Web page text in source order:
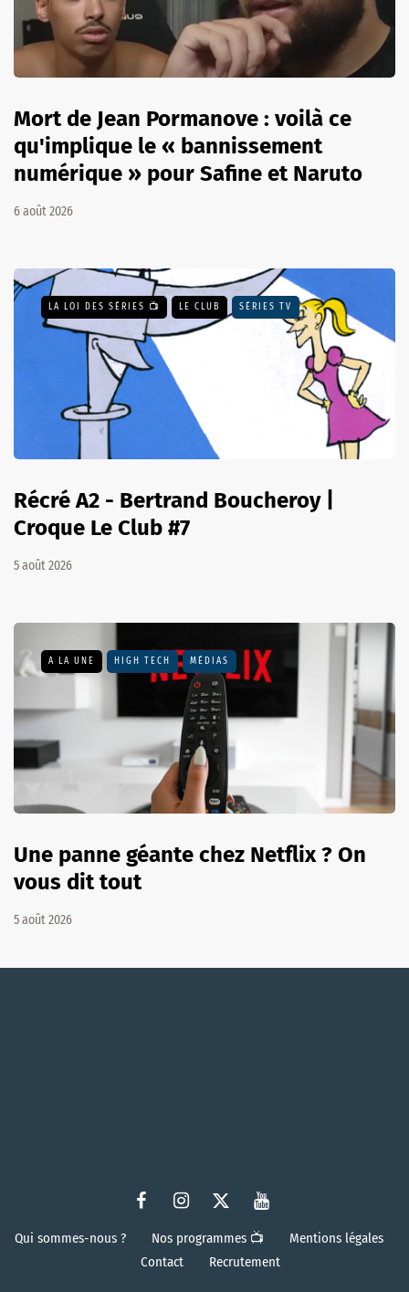
Mort de Jean Pormanove : voilà ce
qu'implique le « bannissement
numérique » pour Safine et Naruto
6 août 2026
LA LOI DES SÉRIES 📺 LE CLUB SÉRIES TV
Récré A2 - Bertrand Boucheroy |
Croque Le Club #7
5 août 2026
A LA UNE HIGH TECH MÉDIAS
Une panne géante chez Netflix ? On
vous dit tout
5 août 2026
Qui sommes-nous ? Nos programmes 📺
Mentions légales
Contact
Recrutement